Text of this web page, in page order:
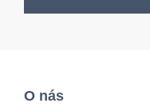
O nás